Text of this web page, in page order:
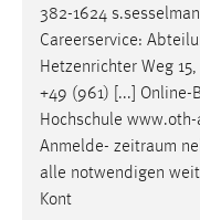
382-1624
Careerservice:
Hetzenrichter Weg
+49 (961) [...]
Hochschule
Anmelde- zeitraum
alle notwendigen
Kont